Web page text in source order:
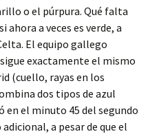
o el púrpura. Qué falta
ahora a veces es verde, a
El equipo gallego
exactamente el mismo
(cuello, rayas en los
dos tipos de azul
el minuto 45 del segundo
a pesar de que el